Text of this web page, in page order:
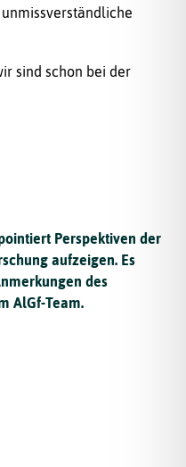
sind schon bei der
Perspektiven der
aufzeigen. Es
des
AlGf-Team.